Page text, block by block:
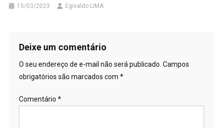
15/03/2023 Egivaldo LIMA
Deixe um comentário
O seu endereço de e-mail não será publicado. Campos
obrigatórios são marcados com *
Comentário *